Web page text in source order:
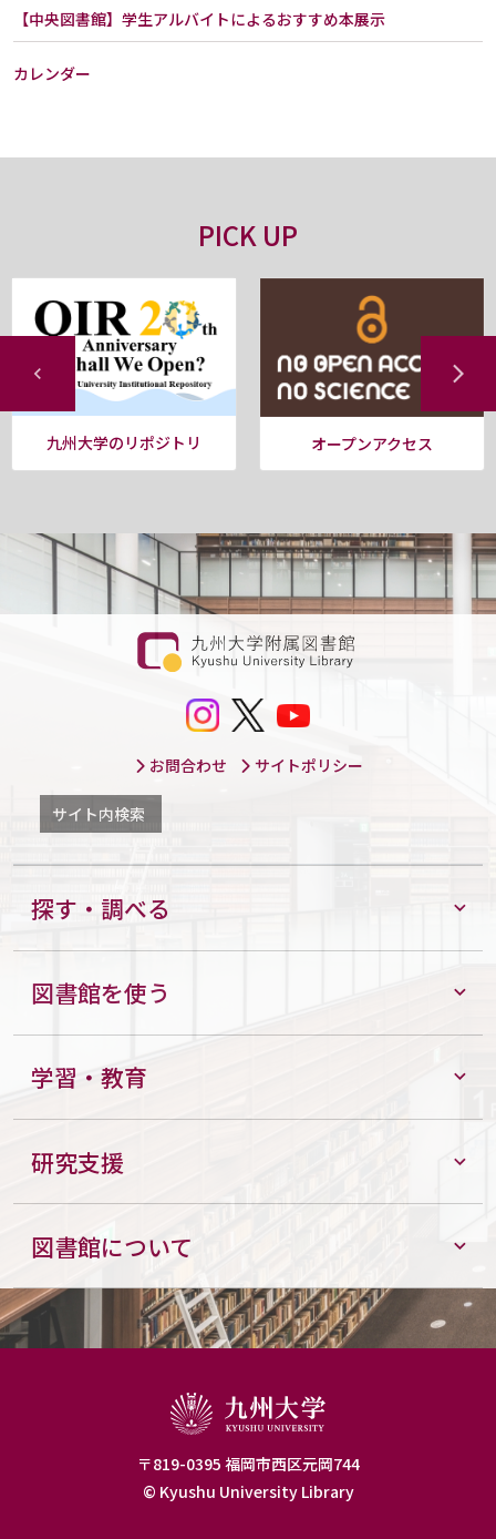
【中央図書館】学生アルバイトによるおすすめ本展示
カレンダー
PICK UP
九州大学のリポジトリ オープンアクセス
お問合わせ サイトポリシー
サイト内検索
探す・調べる
図書館を使う
学習・教育
研究支援
図書館について
〒819-0395 福岡市西区元岡744
© Kyushu University Library